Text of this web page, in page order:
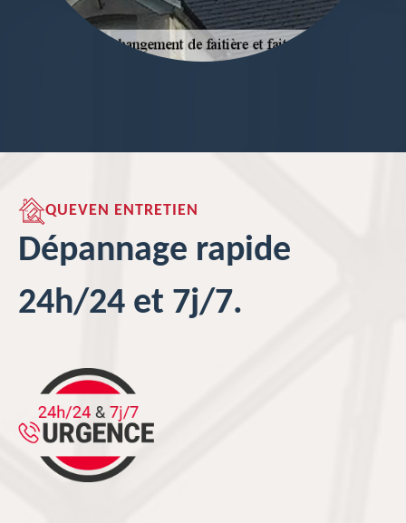
QUEVEN ENTRETIEN
Dépannage rapide
24h/24 et 7j/7.